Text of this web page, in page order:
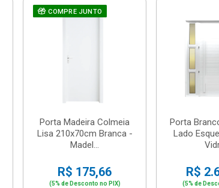
COMPRE JUNTO
Porta Madeira Colmeia
Lisa 210x70cm Branca -
Madel...
R$ 175,66
(5% de Desconto no PIX)
Porta
Lado
R$
(5% de